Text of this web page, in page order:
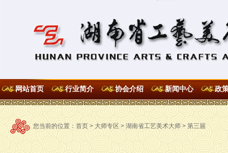
网站首页 行业简介 协会介绍 新闻中心 政
您当前的位置： 首页 > 大师专区 > 湖南省工艺美术大师 > 第三届